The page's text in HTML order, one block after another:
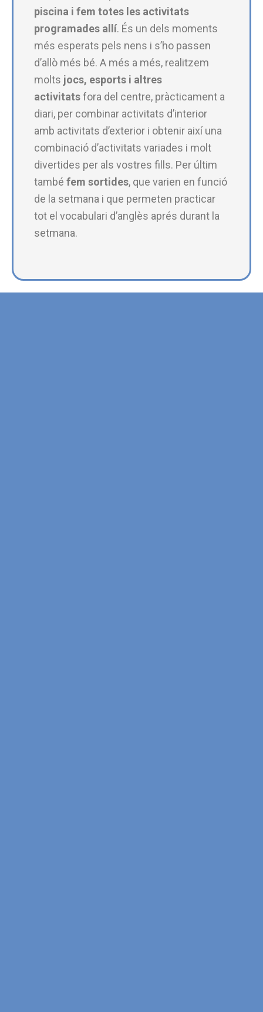
piscina i fem totes les activitats
programades allí. És un dels moments
més esperats pels nens i s’ho passen
d’allò més bé. A més a més, realitzem
molts jocs, esports i altres
activitatsfora del centre, pràcticament a
diari, per combinar activitats d’interior
amb activitats d’exterior i obtenir així una
combinació d’activitats variades i molt
divertides per als vostres fills. Per últim
també fem sortides, que varien en funció
de la setmana i que permeten practicar
tot el vocabulari d’anglès aprés durant la
setmana.